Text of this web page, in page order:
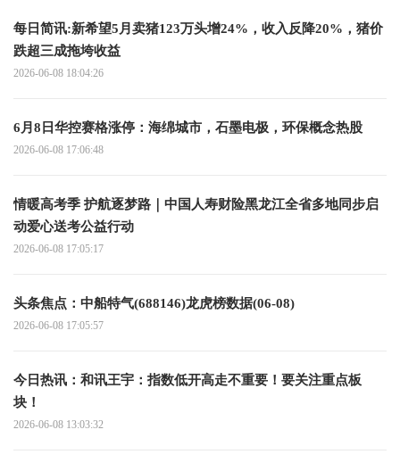
每日简讯:新希望5月卖猪123万头增24%，收入反降20%，猪价
跌超三成拖垮收益
2026-06-08 18:04:26
6月8日华控赛格涨停：海绵城市，石墨电极，环保概念热股
2026-06-08 17:06:48
情暖高考季 护航逐梦路｜中国人寿财险黑龙江全省多地同步启
动爱心送考公益行动
2026-06-08 17:05:17
头条焦点：中船特气(688146)龙虎榜数据(06-08)
2026-06-08 17:05:57
今日热讯：和讯王宇：指数低开高走不重要！要关注重点板
块！
2026-06-08 13:03:32